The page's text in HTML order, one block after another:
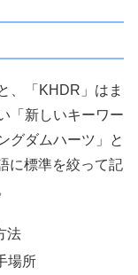
、「KHDR」はま
「新しいキーワー
グダムハーツ」と
に標準を絞って記
法
場所